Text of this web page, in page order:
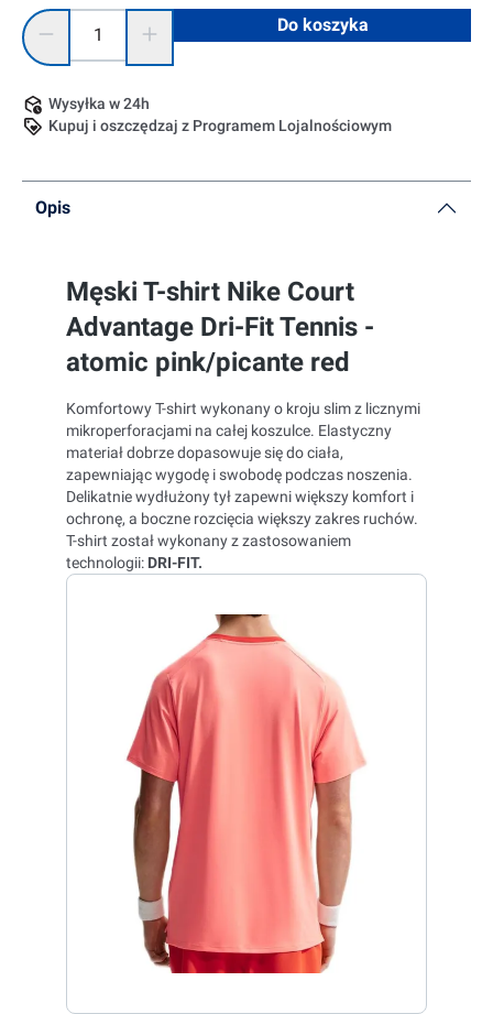
Ilość produktu: Wprowadź żądaną ilość lub użyj
Do koszyka
Wysyłka w 24h
Kupuj i oszczędzaj z Programem Lojalnościowym
Opis
Męski T-shirt Nike Court
Advantage Dri-Fit Tennis -
atomic pink/picante red
Komfortowy T-shirt wykonany o kroju slim z licznymi
mikroperforacjami na całej koszulce. Elastyczny
materiał dobrze dopasowuje się do ciała,
zapewniając wygodę i swobodę podczas noszenia.
Delikatnie wydłużony tył zapewni większy komfort i
ochronę, a boczne rozcięcia większy zakres ruchów.
T-shirt został wykonany z zastosowaniem
technologii: DRI-FIT.